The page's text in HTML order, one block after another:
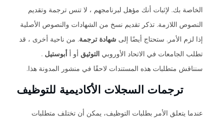
الخاصة بك. لإثبات أنك مؤهل لبرنامجهم ، لا تنس ترجمة وتقديم
النصوص اللازمة. تذكر تقديم نسخ من الشهادات والنصوص الأصلية
إذا لزم الأمر. ستحتاج أيضًا إلى شهادة ترجمة. من ناحية أخرى ، قد
تطلب الجامعات في الاتحاد الأوروبي التوثيقأو أأبوستيل .
سنناقش متطلبات هذه المستندات لاحقًا في منشور المدونة هذا.
ترجمات السجلات الأكاديمية للتوظيف
عندما يتعلق الأمر بطلبات التوظيف، يمكن أن تختلف متطلبات